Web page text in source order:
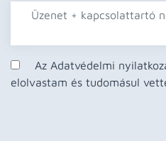
Az Adatvédelmi
elolvastam és tudomásul